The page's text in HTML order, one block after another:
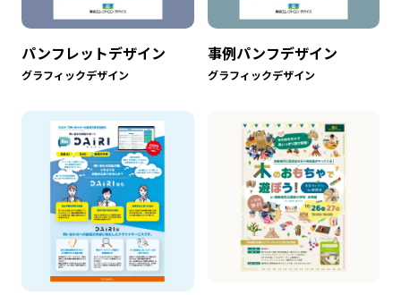
パンフレットデザイン
グラフィックデザイン
事例パンフデザイン
グラフィックデザイン